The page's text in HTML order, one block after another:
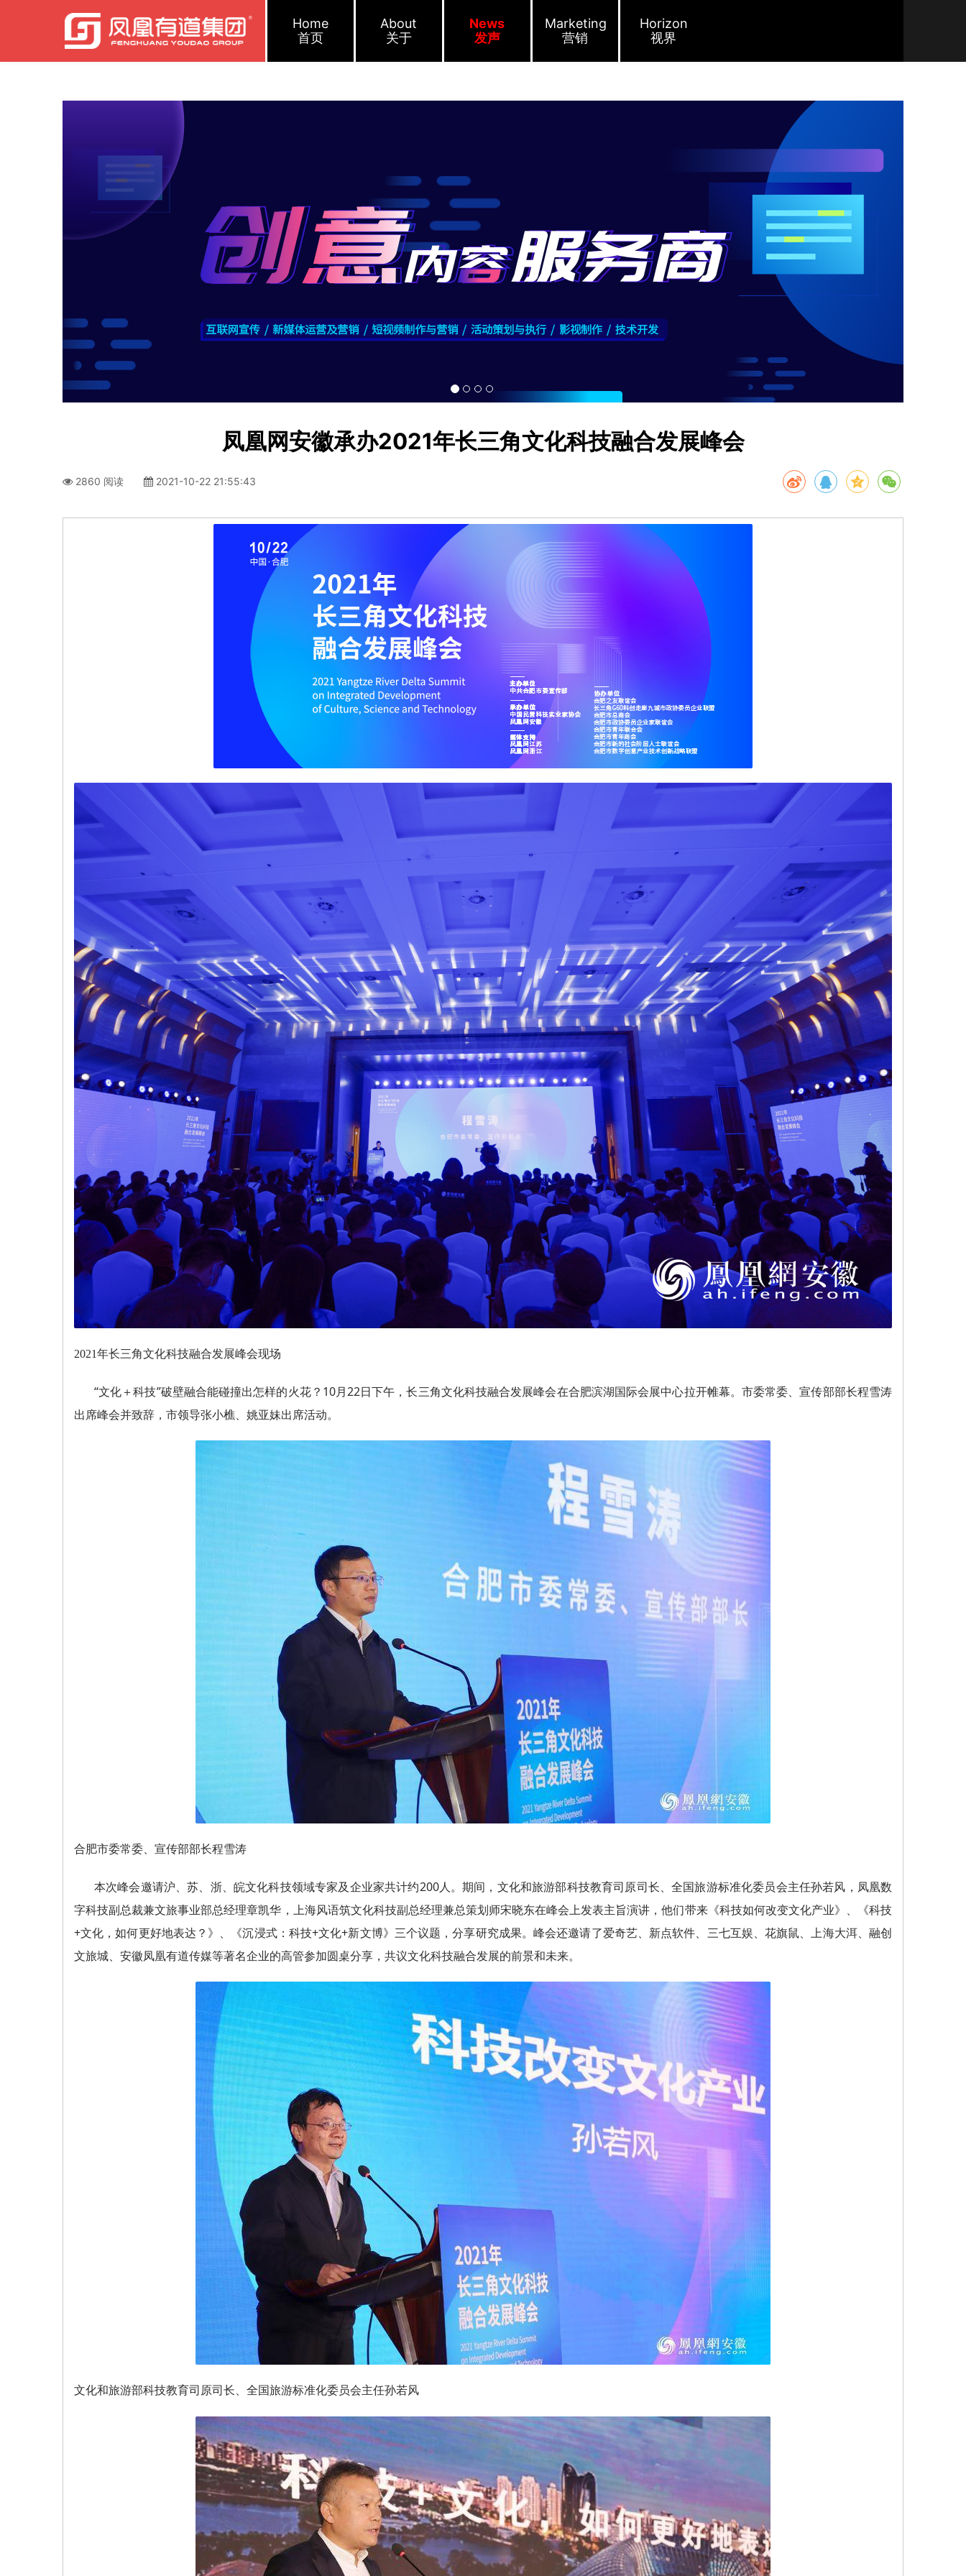
Home
首页
About
关于
News
发声
Marketing
营销
Horizon
视界
凤凰网安徽承办2021年长三角文化科技融合发展峰会
2860 阅读 2021-10-22 21:55:43
2021年长三角文化科技融合发展峰会现场
“文化＋科技”破壁融合能碰撞出怎样的火花？10月22日下午，长三角文化科技融合发展峰会在合肥滨湖国际会展中心拉开帷幕。市委常委、宣传部部长程雪涛
出席峰会并致辞，市领导张小樵、姚亚妹出席活动。
合肥市委常委、宣传部部长程雪涛
本次峰会邀请沪、苏、浙、皖文化科技领域专家及企业家共计约200人。期间，文化和旅游部科技教育司原司长、全国旅游标准化委员会主任孙若风，凤凰数
字科技副总裁兼文旅事业部总经理章凯华，上海风语筑文化科技副总经理兼总策划师宋晓东在峰会上发表主旨演讲，他们带来《科技如何改变文化产业》、《科技
+文化，如何更好地表达？》、《沉浸式：科技+文化+新文博》三个议题，分享研究成果。峰会还邀请了爱奇艺、新点软件、三七互娱、花旗鼠、上海大洱、融创
文旅城、安徽凤凰有道传媒等著名企业的高管参加圆桌分享，共议文化科技融合发展的前景和未来。
文化和旅游部科技教育司原司长、全国旅游标准化委员会主任孙若风